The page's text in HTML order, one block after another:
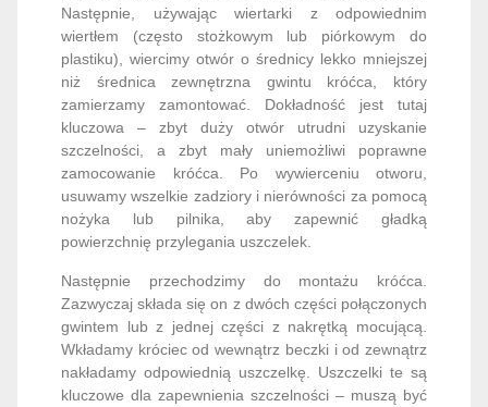
Następnie, używając wiertarki z odpowiednim
wiertłem (często stożkowym lub piórkowym do
plastiku), wiercimy otwór o średnicy lekko mniejszej
niż średnica zewnętrzna gwintu króćca, który
zamierzamy zamontować. Dokładność jest tutaj
kluczowa – zbyt duży otwór utrudni uzyskanie
szczelności, a zbyt mały uniemożliwi poprawne
zamocowanie króćca. Po wywierceniu otworu,
usuwamy wszelkie zadziory i nierówności za pomocą
nożyka lub pilnika, aby zapewnić gładką
powierzchnię przylegania uszczelek.
Następnie przechodzimy do montażu króćca.
Zazwyczaj składa się on z dwóch części połączonych
gwintem lub z jednej części z nakrętką mocującą.
Wkładamy króciec od wewnątrz beczki i od zewnątrz
nakładamy odpowiednią uszczelkę. Uszczelki te są
kluczowe dla zapewnienia szczelności – muszą być